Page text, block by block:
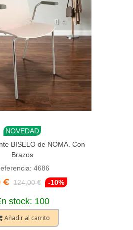
NOVEDAD
BISELO de NOMA. Con
Brazos
4686
€ 124,00 € -10%
stock: 100
Añadir al carrito